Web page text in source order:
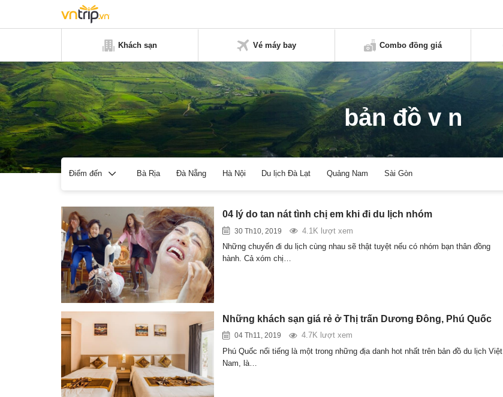
Khách sạn Vé máy bay Combo đồng giá
bản đồ v n
Điểm đến Bà Rịa Đà Nẵng Hà Nội Du lịch Đà Lạt Quảng Nam Sài Gòn
04 lý do tan nát tình chị em khi đi du lịch nhóm
30 Th10, 2019
4.1K lượt xem
Những chuyến đi du lịch cùng nhau sẽ thật tuyệt nếu có nhóm bạn thân đồng
hành. Cả xóm chị…
Những khách sạn giá rẻ ở Thị trấn Dương Đông, Phú Quốc
04 Th11, 2019
4.7K lượt xem
Phú Quốc nổi tiếng là một trong những địa danh hot nhất trên bản đồ du lịch Việt
Nam, là…